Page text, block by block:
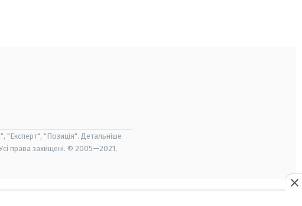
"Експерт", "Позиція". Детальніше
права захищені. © 2005—2021,